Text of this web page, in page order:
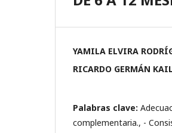
YAMILA ELVIRA
RICARDO GERMÁN
Palabras clave:
complementaria., -